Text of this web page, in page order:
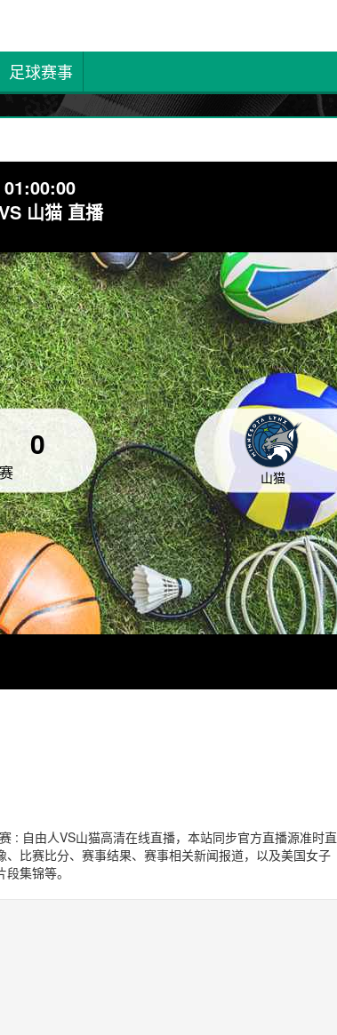
足球赛事
山猫 直播
0
山猫
: 自由人VS山猫高清在线直播，本站同步官方直播源准时直
比赛比分、赛事结果、赛事相关新闻报道，以及美国女子
集锦等。